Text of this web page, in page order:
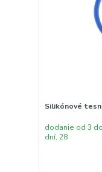
Silikónové
dodanie od 3
dní, 28